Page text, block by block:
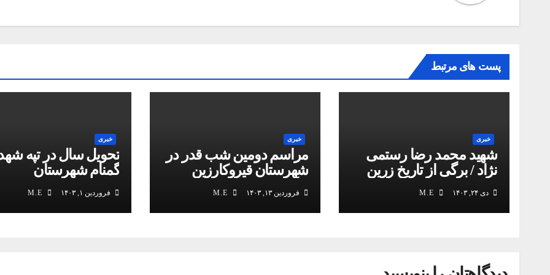
پست های مرتبط
خبری
شهید محمد رضا رستمی
نژاد / برگی از تاریخ زرین
دی ۲۴, ۱۴۰۳
خبری
مراسم دومین شب قدر در
شهرستان قیروکارزین
فروردین ۱۳, ۱۴۰۳
خبری
تحویل سال در تپه
گمنام شهرستان
فروردین ۱, ۱۴۰۳